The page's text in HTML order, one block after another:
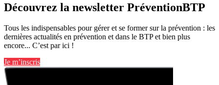
Découvrez la newsletter PréventionBTP
Tous les indispensables pour gérer et se former sur la prévention : les
dernières actualités en prévention et dans le BTP et bien plus
encore... C’est par ici !
Je m’inscris